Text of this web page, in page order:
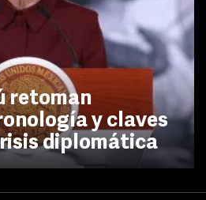
retoman
y claves
diplomática